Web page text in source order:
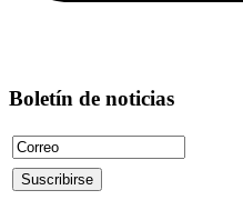
Boletín de noticias